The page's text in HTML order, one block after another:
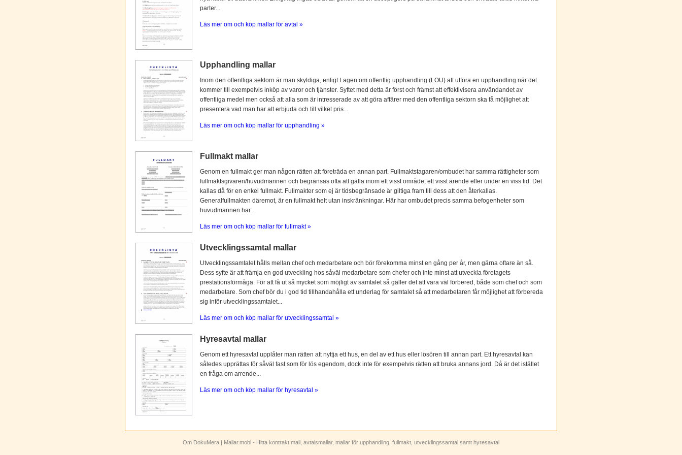
parter...
Läs mer om och köp mallar för avtal »
Upphandling mallar
Inom den offentliga sektorn är man skyldiga, enligt Lagen om offentlig upphandling (LOU) att utföra en upphandling när det
kommer till exempelvis inköp av varor och tjänster. Syftet med detta är först och främst att effektivisera användandet av
offentliga medel men också att alla som är intresserade av att göra affärer med den offentliga sektorn ska få möjlighet att
presentera vad man har att erbjuda och till vilket pris...
Läs mer om och köp mallar för upphandling »
Fullmakt mallar
Genom en fullmakt ger man någon rätten att företräda en annan part. Fullmaktstagaren/ombudet har samma rättigheter som
fullmaktsgivaren/huvudmannen och begränsas ofta att gälla inom ett visst område, ett visst ärende eller under en viss tid. Det
kallas då för en enkel fullmakt. Fullmakter som ej är tidsbegränsade är giltiga fram till dess att den återkallas.
Generalfullmakten däremot, är en fullmakt helt utan inskränkningar. Här har ombudet precis samma befogenheter som
huvudmannen har...
Läs mer om och köp mallar för fullmakt »
Utvecklingssamtal mallar
Utvecklingssamtalet hålls mellan chef och medarbetare och bör förekomma minst en gång per år, men gärna oftare än så.
Dess syfte är att främja en god utveckling hos såväl medarbetare som chefer och inte minst att utveckla företagets
prestationsförmåga. För att få ut så mycket som möjligt av samtalet så gäller det att vara väl förbered, både som chef och som
medarbetare. Som chef bör du i god tid tillhandahålla ett underlag för samtalet så att medarbetaren får möjlighet att förbereda
sig inför utvecklingssamtalet...
Läs mer om och köp mallar för utvecklingssamtal »
Hyresavtal mallar
Genom ett hyresavtal upplåter man rätten att nyttja ett hus, en del av ett hus eller lösören till annan part. Ett hyresavtal kan
således upprättas för såväl fast som för lös egendom, dock inte för exempelvis rätten att bruka annans jord. Då är det istället
en fråga om arrende...
Läs mer om och köp mallar för hyresavtal »
Om DokuMera | Mallar.mobi - Hitta kontrakt mall, avtalsmallar, mallar för upphandling, fullmakt, utvecklingssamtal samt hyresavtal